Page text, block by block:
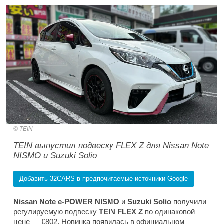
TEIN
TEIN выпустил подвеску FLEX Z для Nissan Note
NISMO и Suzuki Solio
Добавить 32CARS в предпочитаемые источники Google
Nissan Note e-POWER NISMO и Suzuki Solio получили
регулируемую подвеску TEIN FLEX Z по одинаковой
цене — €802. Новинка появилась в официальном